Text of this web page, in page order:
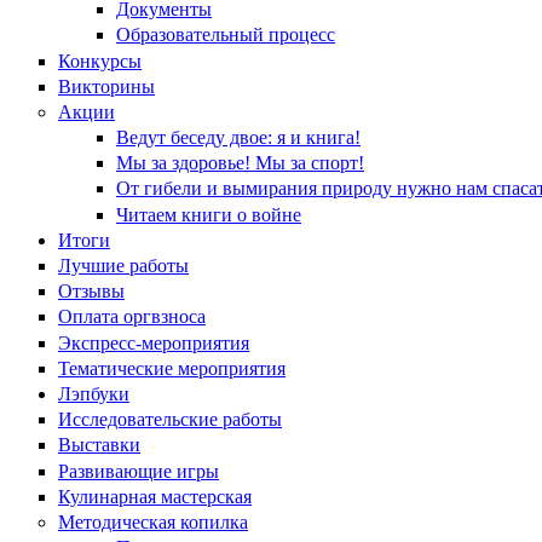
Документы
Образовательный процесс
Конкурсы
Викторины
Акции
Ведут беседу двое: я и книга!
Мы за здоровье! Мы за спорт!
От гибели и вымирания природу нужно нам
Читаем книги о войне
Итоги
Лучшие работы
Отзывы
Оплата оргвзноса
Экспресс-мероприятия
Тематические мероприятия
Лэпбуки
Исследовательские работы
Выставки
Развивающие игры
Кулинарная мастерская
Методическая копилка